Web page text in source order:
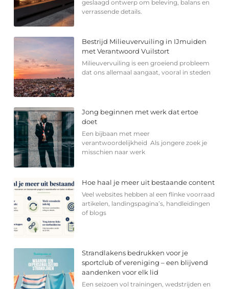
geslaagd ontwerp om beleving, balans en
verrassende details.
Bestrijd Milieuvervuiling in IJmuiden
met Verantwoord Vuilstort
Milieuvervuiling is een groeiend probleem
dat ons allemaal aangaat, vooral in steden
Jong beginnen met werk dat ertoe
doet
Een bijbaan met meer
verantwoordelijkheid Als jongere zoek je
misschien naar werk
Hoe haal je meer uit bestaande content
Veel websites hebben al een flinke voorraad
artikelen, landingspagina’s, handleidingen
of blogs
Strandlakens bedrukken voor je
sportclub of vereniging – een blijvend
aandenken voor elk lid
Een seizoen vol trainingen, wedstrijden en